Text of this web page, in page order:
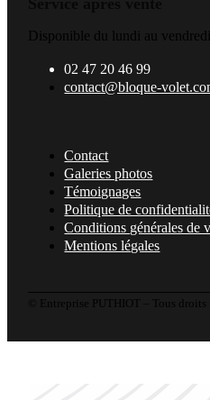
Disponible du lundi au
02 47 20 46 99
contact@bloque-
Contact
Galeries photos
Témoignages
Politique de
Conditions générales de
Mentions légales
© Entreprise PUTHIOT – Tous droits